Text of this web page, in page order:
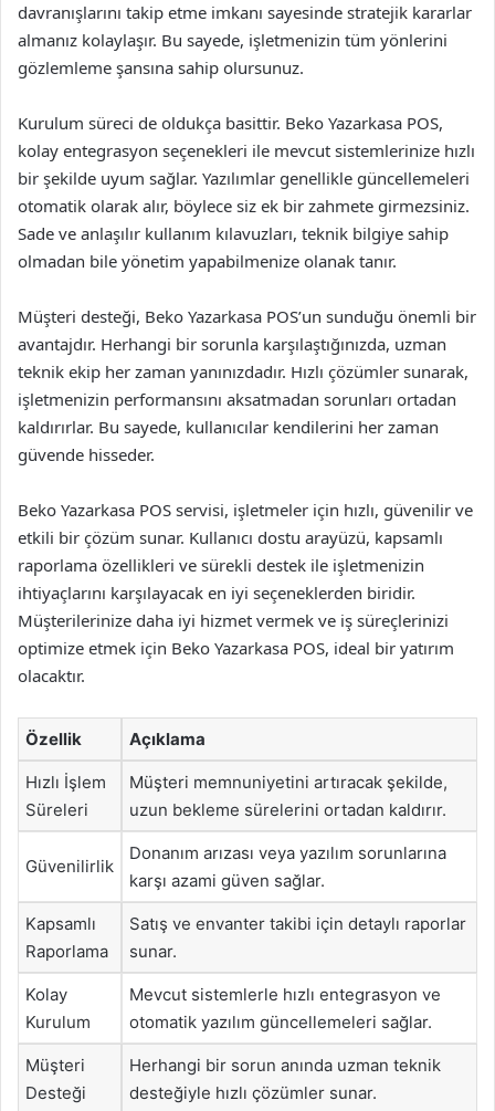
davranışlarını takip etme imkanı sayesinde stratejik kararlar
almanız kolaylaşır. Bu sayede, işletmenizin tüm yönlerini
gözlemleme şansına sahip olursunuz.
Kurulum süreci de oldukça basittir. Beko Yazarkasa POS,
kolay entegrasyon seçenekleri ile mevcut sistemlerinize hızlı
bir şekilde uyum sağlar. Yazılımlar genellikle güncellemeleri
otomatik olarak alır, böylece siz ek bir zahmete girmezsiniz.
Sade ve anlaşılır kullanım kılavuzları, teknik bilgiye sahip
olmadan bile yönetim yapabilmenize olanak tanır.
Müşteri desteği, Beko Yazarkasa POS’un sunduğu önemli bir
avantajdır. Herhangi bir sorunla karşılaştığınızda, uzman
teknik ekip her zaman yanınızdadır. Hızlı çözümler sunarak,
işletmenizin performansını aksatmadan sorunları ortadan
kaldırırlar. Bu sayede, kullanıcılar kendilerini her zaman
güvende hisseder.
Beko Yazarkasa POS servisi, işletmeler için hızlı, güvenilir ve
etkili bir çözüm sunar. Kullanıcı dostu arayüzü, kapsamlı
raporlama özellikleri ve sürekli destek ile işletmenizin
ihtiyaçlarını karşılayacak en iyi seçeneklerden biridir.
Müşterilerinize daha iyi hizmet vermek ve iş süreçlerinizi
optimize etmek için Beko Yazarkasa POS, ideal bir yatırım
olacaktır.
Özellik Açıklama
Hızlı İşlem
Süreleri
Müşteri memnuniyetini artıracak şekilde,
uzun bekleme sürelerini ortadan kaldırır.
Güvenilirlik
Donanım arızası veya yazılım sorunlarına
karşı azami güven sağlar.
Kapsamlı
Raporlama
Satış ve envanter takibi için detaylı raporlar
sunar.
Kolay
Kurulum
Mevcut sistemlerle hızlı entegrasyon ve
otomatik yazılım güncellemeleri sağlar.
Müşteri
Desteği
Herhangi bir sorun anında uzman teknik
desteğiyle hızlı çözümler sunar.